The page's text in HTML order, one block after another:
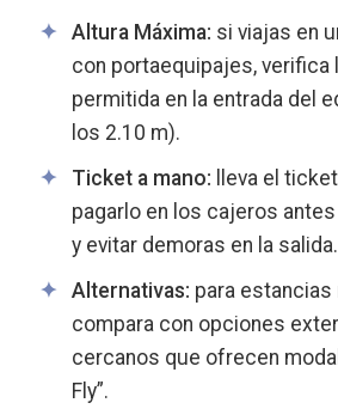
Altura Máxima: si viajas en
con portaequipajes, verifica
permitida en la entrada del
los 2.10 m).
Ticket a mano: lleva el
pagarlo en los cajeros
y evitar demoras en la salida.
Alternativas: para estancias
compara con opciones
cercanos que ofrecen
Fly”.